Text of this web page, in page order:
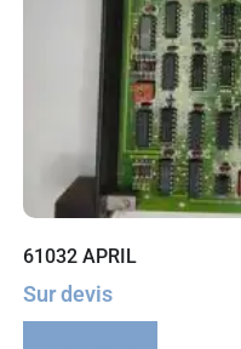
61032 APRIL
Sur devis